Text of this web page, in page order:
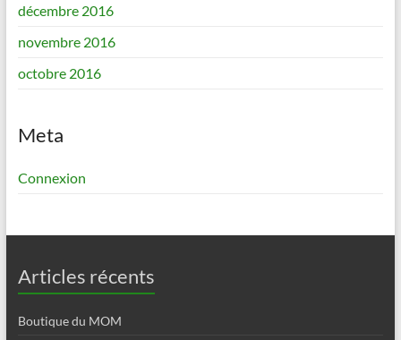
décembre 2016
novembre 2016
octobre 2016
Meta
Connexion
Articles récents
Boutique du MOM